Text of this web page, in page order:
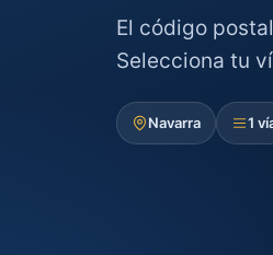
El código postal
Selecciona tu
Navarra 1